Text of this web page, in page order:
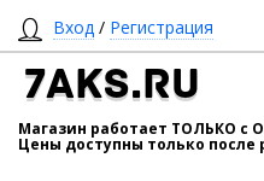
Вход / Регистрация
7AKS.RU
Магазин работает ТОЛЬКО с
Цены доступны только после